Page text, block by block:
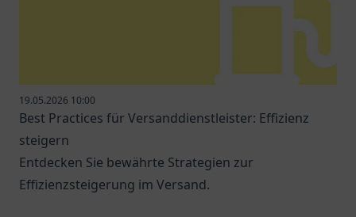
19.05.2026 10:00
Best Practices für Versanddienstleister: Effizienz
steigern
Entdecken Sie bewährte Strategien zur
Effizienzsteigerung im Versand.